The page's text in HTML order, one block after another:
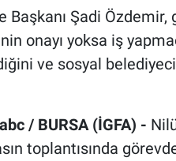
Başkanı Şadi Özdemir,
onayı yoksa iş
ve sosyal
/ BURSA (İGFA) -
toplantısında